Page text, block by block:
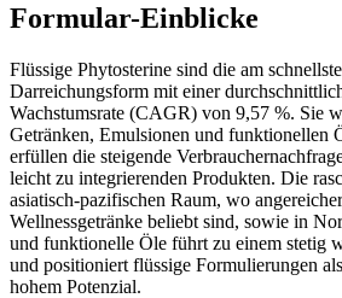
Formular-Einblicke
Flüssige Phytosterine sind die am
Darreichungsform mit einer
Wachstumsrate (CAGR) von 9,57 %. Sie
Getränken, Emulsionen und funktionellen
erfüllen die steigende
leicht zu integrierenden Produkten. Die
asiatisch-pazifischen Raum, wo
Wellnessgetränke beliebt sind, sowie in
und funktionelle Öle führt zu einem stetig
und positioniert flüssige Formulierungen
hohem Potenzial.